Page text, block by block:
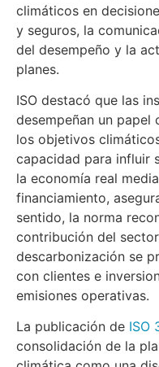
climáticos en
y seguros, la
del desempeño y la
planes.
ISO destacó que las
desempeñan un papel
los objetivos
capacidad para influir
la economía real
financiamiento,
sentido, la norma
contribución del
descarbonización se
con clientes e
emisiones operativas.
La publicación de ISO
consolidación de la